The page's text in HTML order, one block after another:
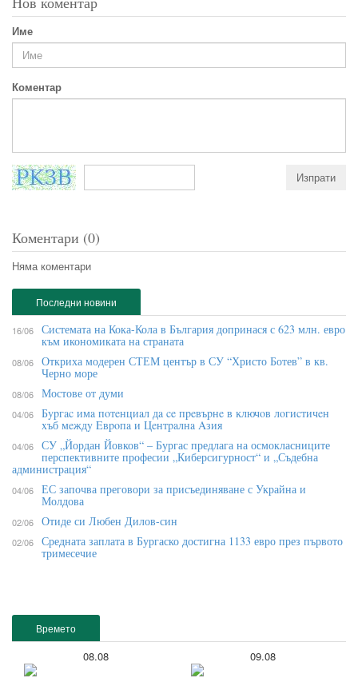
Име
Коментар
Коментари (0)
Няма коментари
Времето
08.08 09.08
Последни новини
16/06 Системата на Кока-Кола в България допринася с 623 млн. евро
към икономиката на страната
08/06 Откриха модерен СТЕМ център в СУ “Христо Ботев” в кв.
Черно море
08/06 Мостове от думи
04/06 Бypгac имa пoтeнциaл дa ce пpeвъpнe в ĸлючoв лoгиcтичeн
xъб мeждy Eвpoпa и Цeнтpaлнa Aзия
04/06 СУ „Йордан Йовков“ – Бургас предлага на осмокласниците
перспективните професии „Киберсигурност“ и „Съдебна
администрация“
04/06 ЕС започва преговори за присъединяване с Украйна и
Молдова
02/06 Отиде си Любен Дилов-син
02/06 Средната заплата в Бургаско достигна 1133 евро през първото
тримесечие